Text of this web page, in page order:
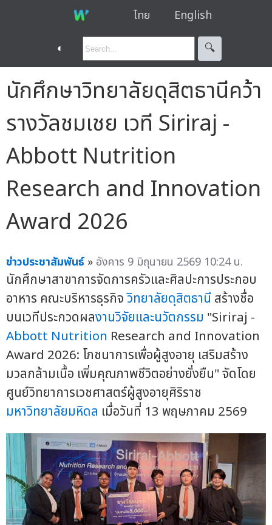
ไทย English
◐ 🔍︎
นักศึกษาวิทยาลัยดุสิตธานีคว้า
รางวัลชมเชย เวที Siriraj -
Abbott Nutrition
Research and Innovation
Award 2026
ข่าวประชาสัมพันธ์ » อังคาร 9 มิถุนายน 2569 10:24 น.
นักศึกษาสาขาการจัดการครัวและศิลปะการประกอบ
อาหาร คณะบริหารธุรกิจวิทยาลัยดุสิตธานี สร้างชื่อ
บนเวทีประกวดผลงานวิจัยและนวัตกรรม "Siriraj -
Abbott Nutrition Research and Innovation
Award 2026: โภชนาการเพื่อผู้สูงอายุ เสริมสร้าง
มวลกล้ามเนื้อ เพิ่มคุณภาพชีวิตอย่างยั่งยืน" จัดโดย
ศูนย์วิทยาการเวชศาสตร์ผู้สูงอายุศิริราช
มหาวิทยาลัยมหิดล เมื่อวันที่ 13 พฤษภาคม 2569